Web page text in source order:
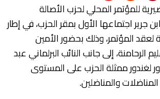
للمؤتمر المحلي لحزب الأصالة
جرير اجتماعها الأول بمقر الحزب، في إطار
لعقد المؤتمر، وذلك بحضور الأمين
الرحامنة، إلى جانب النائب البرلماني عبد
لغندور ممثلة الحزب على المستوى
والمناضلين.